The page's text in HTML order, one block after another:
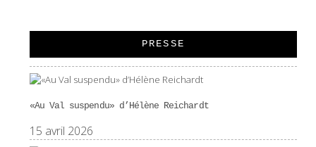
PRESSE
«Au Val suspendu» d’Hélène Reichardt
15 avril 2026